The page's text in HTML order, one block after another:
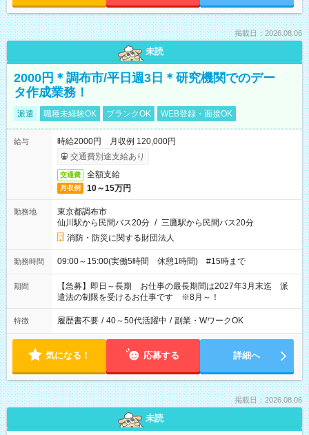
掲載日：2026.08.06
未読
2000円＊調布市/平日週3日＊研究機関でのデー
タ作成業務！
派遣 職種未経験OK ブランクOK WEB登録・面接OK
給与
時給2000円 月収例 120,000円
交通費別途支給あり
交通費 全額支給
月収例 10～15万円
勤務地
東京都調布市
仙川駅から民間バス20分 / 三鷹駅から民間バス20分
消防・防災に関する財団法人
勤務時間 09:00～15:00(実働5時間 休憩1時間) #15時まで
期間
【急募】即日～長期 お仕事の最長期間は2027年3月末迄 派
遣法の制限を受けるお仕事です ※8月～！
特徴 履歴書不要 / 40～50代活躍中 / 副業・WワークOK
気になる！ 応募する 詳細へ
掲載日：2026.08.06
未読